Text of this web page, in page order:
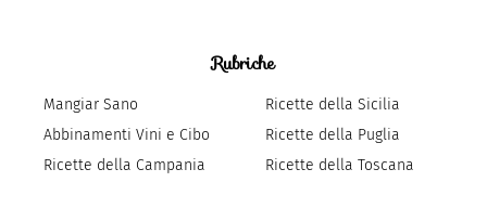
Rubriche
Mangiar Sano
Abbinamenti Vini e Cibo
Ricette della Campania
Ricette della Sicilia
Ricette della Puglia
Ricette della Toscana